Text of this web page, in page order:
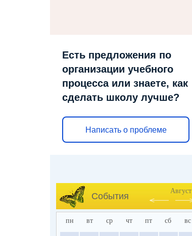
Есть предложения по
организации учебного
процесса или знаете, как
сделать школу лучше?
Написать о проблеме
События
Август
пн вт ср чт пт сб вс